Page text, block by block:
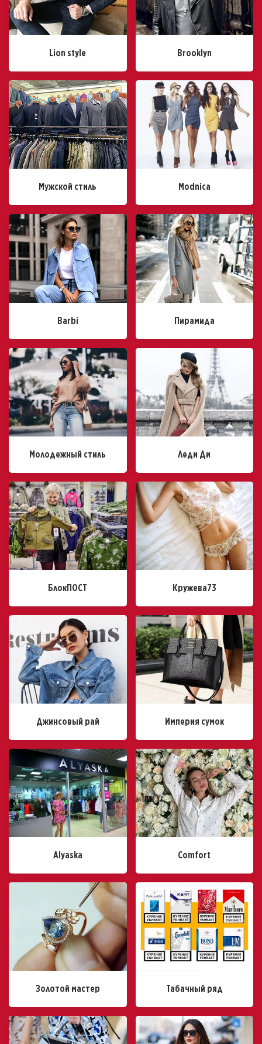
Lion style Brooklyn
Мужской стиль Modnica
Barbi Пирамида
Молодежный стиль Леди Ди
БлокПОСТ Кружева73
Джинсовый рай Империя сумок
Alyaska Comfort
Золотой мастер Табачный ряд